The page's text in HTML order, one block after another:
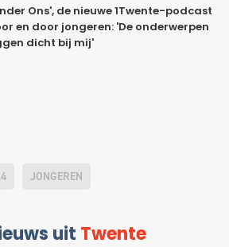
Ons', de nieuwe 1Twente-podcast
en door jongeren: 'De onderwerpen
dicht bij mij'
JONGEREN
uit Twente